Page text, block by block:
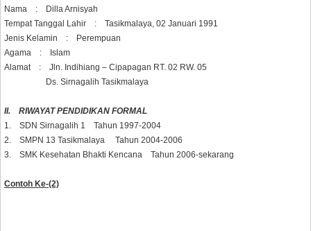
Nama : Dilla Arnisyah
Tempat Tanggal Lahir : Tasikmalaya, 02 Januari 1991
Jenis Kelamin : Perempuan
Agama : Islam
Alamat : Jln. Indihiang – Cipapagan RT. 02 RW. 05
Ds. Sirnagalih Tasikmalaya
II. RIWAYAT PENDIDIKAN FORMAL
1. SDN Sirnagalih 1 Tahun 1997-2004
2. SMPN 13 Tasikmalaya Tahun 2004-2006
3. SMK Kesehatan Bhakti Kencana Tahun 2006-sekarang
Contoh Ke-(2)